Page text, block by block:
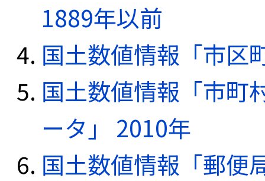
1889年以前
国土数値情報「市区
国土数値情報「市町
ータ」 2010年
国土数値情報「郵便